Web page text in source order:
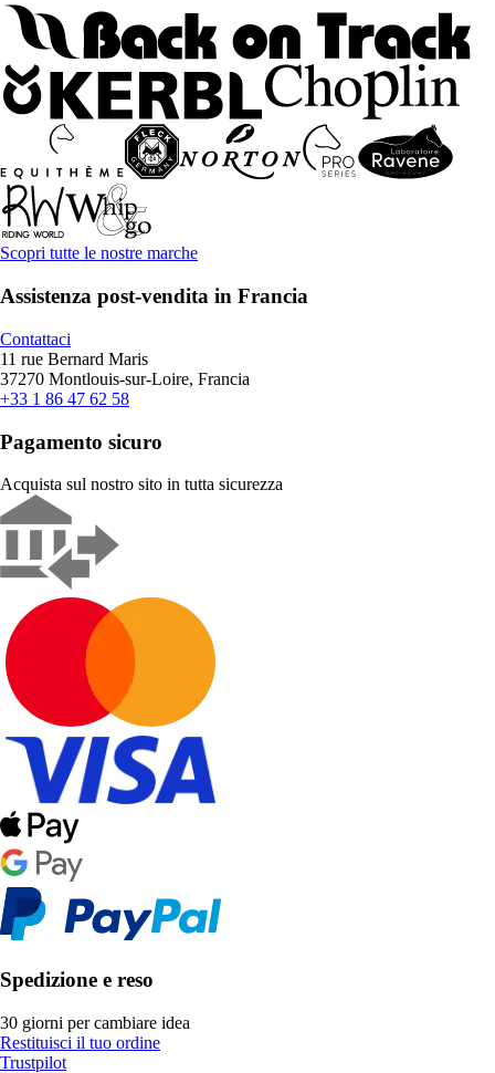
Scopri tutte le nostre marche
Assistenza post-vendita in Francia
Contattaci
11 rue Bernard Maris
37270 Montlouis-sur-Loire, Francia
+33 1 86 47 62 58
Pagamento sicuro
Acquista sul nostro sito in tutta sicurezza
Spedizione e reso
30 giorni per cambiare idea
Restituisci il tuo ordine
Trustpilot